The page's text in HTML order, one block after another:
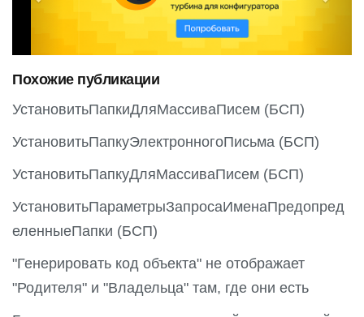
o
u
s
Похожие публикации
УстановитьПапкиДляМассиваПисем (БСП)
УстановитьПапкуЭлектронногоПисьма (БСП)
УстановитьПапкуДляМассиваПисем (БСП)
УстановитьПараметрыЗапросаИменаПредопред
еленныеПапки (БСП)
"Генерировать код объекта" не отображает
"Родителя" и "Владельца" там, где они есть